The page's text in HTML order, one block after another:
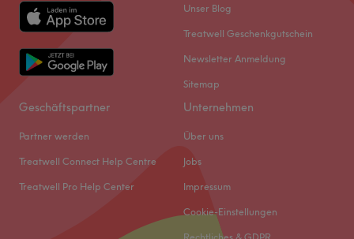
Unser Blog
Treatwell Geschenkgutschein
Newsletter Anmeldung
Sitemap
Geschäftspartner
Partner werden
Treatwell Connect Help Centre
Treatwell Pro Help Center
Unternehmen
Über uns
Jobs
Impressum
Cookie-Einstellungen